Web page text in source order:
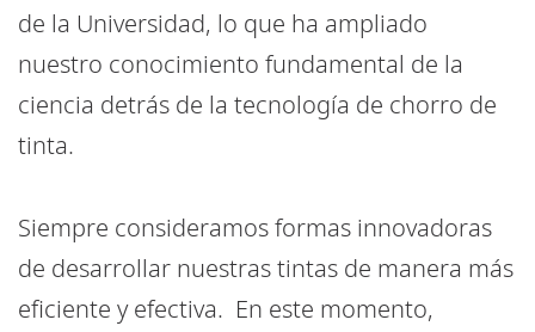
de la Universidad, lo que ha ampliado
nuestro conocimiento fundamental de la
ciencia detrás de la tecnología de chorro de
tinta.
Siempre consideramos formas innovadoras
de desarrollar nuestras tintas de manera más
eficiente y efectiva. En este momento,